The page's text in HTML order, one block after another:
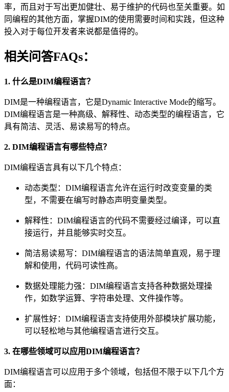
率，而且对于写出更加健壮、易于维护的代码也至关重要。如
同编程的其他方面，掌握DIM的使用需要时间和实践，但这种
投入对于每位开发者来说都是值得的。
相关问答FAQs：
1. 什么是DIM编程语言？
DIM是一种编程语言，它是Dynamic Interactive Mode的缩写。
DIM编程语言是一种高级、解释性、动态类型的编程语言，它
具有简洁、灵活、易读易写的特点。
2. DIM编程语言有哪些特点？
DIM编程语言具有以下几个特点：
动态类型：DIM编程语言允许在运行时改变变量的类
型，不需要在编写时静态声明变量类型。
解释性：DIM编程语言的代码不需要经过编译，可以直
接运行，并且能够实时交互。
简洁易读易写：DIM编程语言的语法简单直观，易于理
解和使用，代码可读性高。
数据处理能力强：DIM编程语言支持各种数据处理操
作，如数学运算、字符串处理、文件操作等。
扩展性好：DIM编程语言支持使用外部模块扩展功能，
可以轻松地与其他编程语言进行交互。
3. 在哪些领域可以应用DIM编程语言？
DIM编程语言可以应用于多个领域，包括但不限于以下几个方
面：